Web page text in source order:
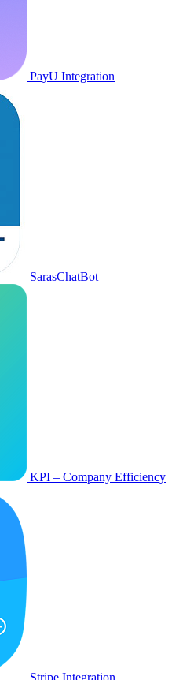
PayU Integration
SarasChatBot
KPI – Company Efficiency
Stripe Integration